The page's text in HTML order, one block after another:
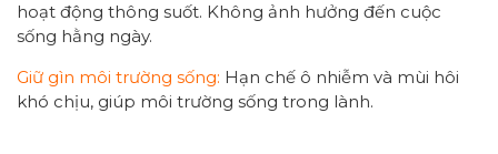
hoạt động thông suốt. Không ảnh hưởng đến cuộc
sống hằng ngày.
Giữ gìn môi trường sống: Hạn chế ô nhiễm và mùi hôi
khó chịu, giúp môi trường sống trong lành.